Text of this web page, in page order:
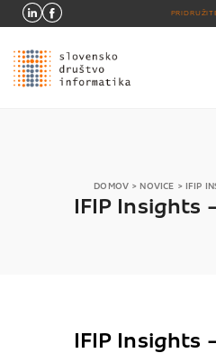
DOMOV > NOVICE > IFIP
IFIP Insights
IFIP Insights